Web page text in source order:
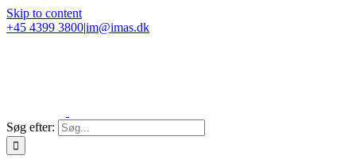
Skip to content
+45 4399 3800|im@imas.dk
Søg efter: